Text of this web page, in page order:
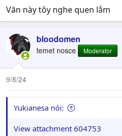
Văn này tôy nghe quen lắm
bloodomen
temet nosce Moderator
9/8/24
Yukianesa nói:
View attachment 604753